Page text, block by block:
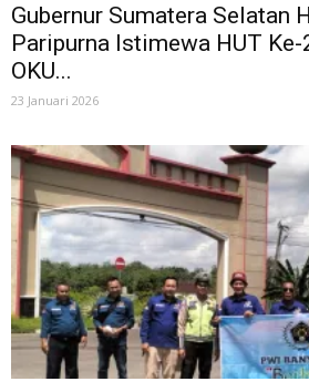
Gubernur Sumatera Selatan
Paripurna Istimewa HUT Ke-
OKU...
23 Januari 2026